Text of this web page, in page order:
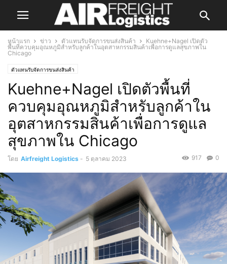
หน้าแรก ข่าว ตัวแทนรับจัดการขนส่งสินค้า
Kuehne+Nagel เปิดตัว
พื้นที่ควบคุมอุณหภูมิสำหรับลูกค้าในอุตสาหกรรมสินค้าเพื่อการดูแลสุขภาพใน
Chicago
ตัวแทนรับจัดการขนส่งสินค้า
Kuehne+Nagel เปิดตัวพื้นที่
ควบคุมอุณหภูมิสำหรับลูกค้าใน
อุตสาหกรรมสินค้าเพื่อการดูแล
สุขภาพใน Chicago
โดย Airfreight Logistics - 5 ตุลาคม 2023 0
917